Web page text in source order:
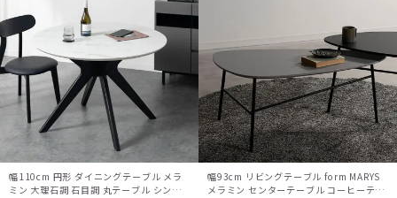
幅110cm 円形 ダイニングテーブル メラ
ミン 大理石調 石目調 丸テーブル シンプ
幅93cm リビングテーブル form MARYS
メラミン センターテーブル コーヒーテー